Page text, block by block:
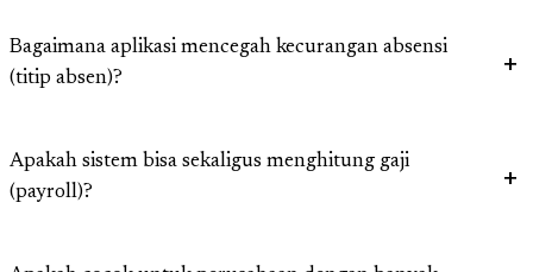
Bagaimana aplikasi mencegah kecurangan absensi
(titip absen)?
Apakah sistem bisa sekaligus menghitung gaji
(payroll)?